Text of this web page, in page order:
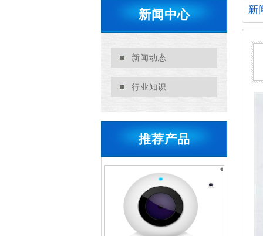
新闻中心
新闻动态
行业知识
推荐产品
新